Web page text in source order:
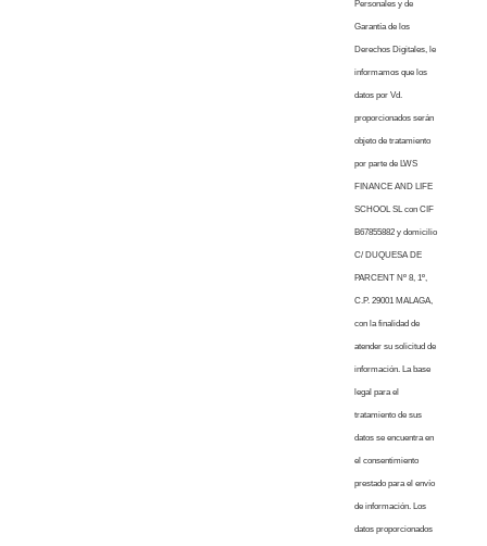
Personales y de
Garantía de los
Derechos Digitales, le
informamos que los
datos por Vd.
proporcionados serán
objeto de tratamiento
por parte de LWS
FINANCE AND LIFE
SCHOOL SL con CIF
B67855882 y domicilio
C/ DUQUESA DE
PARCENT Nº 8, 1º,
C.P. 29001 MALAGA,
con la finalidad de
atender su solicitud de
información. La base
legal para el
tratamiento de sus
datos se encuentra en
el consentimiento
prestado para el envío
de información. Los
datos proporcionados